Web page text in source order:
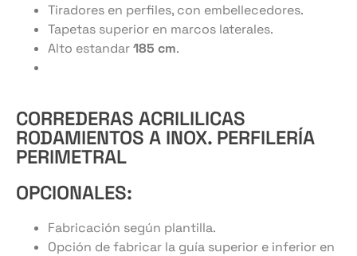
Tiradores en perfiles, con embellecedores.
Tapetas superior en marcos laterales.
Alto estandar185 cm.
CORREDERAS ACRILILICAS
RODAMIENTOS A INOX. PERFILERÍA
PERIMETRAL
OPCIONALES:
Fabricación según plantilla.
Opción de fabricar la guía superior e inferior en